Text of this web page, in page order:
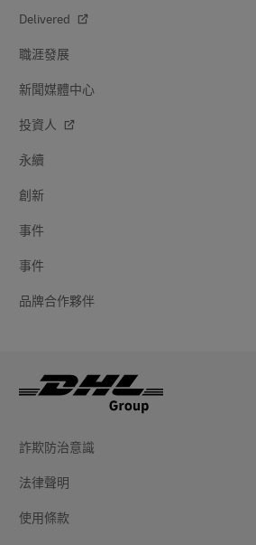
Delivered
職涯發展
新聞媒體中心
投資人
永續
創新
事件
事件
品牌合作夥伴
詐欺防治意識
法律聲明
使用條款